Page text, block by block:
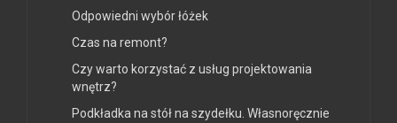
Odpowiedni wybór łóżek
Czas na remont?
Czy warto korzystać z usług projektowania
wnętrz?
Podkładka na stół na szydełku. Własnoręcznie